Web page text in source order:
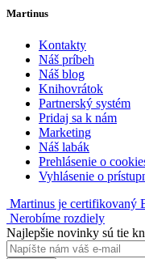
Martinus
Kontakty
Náš príbeh
Náš blog
Knihovrátok
Partnerský systém
Pridaj sa k nám
Marketing
Náš labák
Prehlásenie o
Vyhlásenie o
Martinus je certifikovaný
Nerobíme rozdiely
Najlepšie novinky sú tie